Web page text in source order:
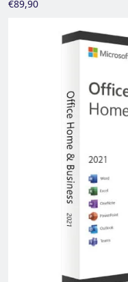
€89,90